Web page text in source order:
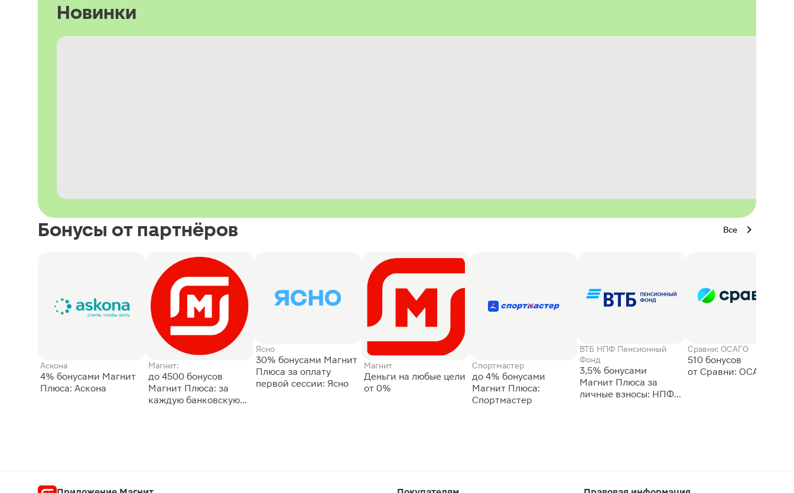
Новинки
Бонусы от партнёров Все
Аскона
4% бонусами Магнит
Плюса: Аскона
Магнит:
до 4500 бонусов
Магнит Плюса: за
каждую банковскую
Ясно
30% бонусами Магнит
Плюса за оплату
первой сессии: Ясно
Магнит
Деньги на любые цели
от 0%
Спортмастер
до 4% бонусами
Магнит Плюса:
Спортмастер
ВТБ НПФ Пенсионный
Фонд
3,5% бонусами
Магнит Плюса за
личные взносы: НПФ
Сравни: ОСАГО
510 бонусов